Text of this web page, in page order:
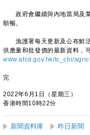
政府會繼續與內地當局及業
順暢。
漁護署每天更新及公布鮮活
供應量和批發價的最新資料，
www.afcd.gov.hk/tc_chi/
完
2022年6月1日（星期三）
香港時間10時22分
新聞資料庫 昨日新聞